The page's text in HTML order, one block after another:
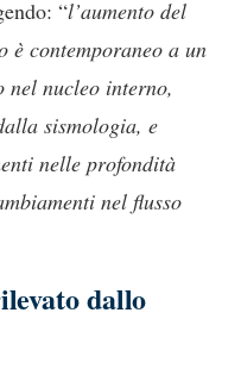
“l’aumento del
è contemporaneo a un
nel nucleo interno,
sismologia, e
nelle profondità
nel flusso
dallo